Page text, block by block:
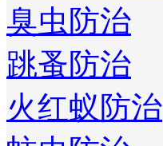
臭虫防治
跳蚤防治
火红蚁防治